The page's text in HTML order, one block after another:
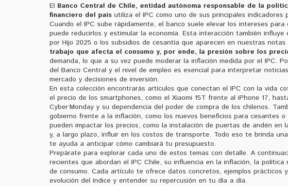
El Banco Central de Chile, entidad autónoma responsable de la
financiero del país utiliza el IPC como uno de sus principales
Cuando el IPC sube rápidamente, el banco suele elevar los intereses
puede reducirlos y estimular la economía. Esta interacción también
por Hijo 2025 o los subsidios de cesantía que aparecen en nuestras notas
trabajo que afecta el consumo y, por ende, la presión sobre los
demanda, lo que a su vez puede moderar la inflación medida por el IPC.
del Banco Central y el nivel de empleo es esencial para interpretar
mercado y decisiones de inversión.
En esta colección encontrarás artículos que conectan el IPC con la vida
el precio de los smartphones, como el Xiaomi 15T frente al iPhone 17,
Cyber Monday y su dependencia del poder de compra de los chilenos.
gobierno frente a la inflación, como los nuevos beneficios para cesantes
pueden impactar los precios, como la instalación de puertas de andén en
y, a largo plazo, influir en los costos de transporte. Todo eso te brinda
te ayuda a anticipar cómo cambiará tu presupuesto.
Prepárate para explorar cada uno de estos temas con detalle. A
recientes que abordan el IPC Chile, su influencia en la inflación, la
de consumo. Cada artículo te ofrece datos concretos, ejemplos prácticos
evolución del índice y entender su repercusión en tu día a día.